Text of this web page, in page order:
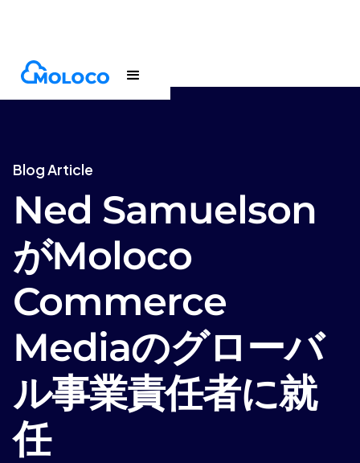
Blogs Article
Blog Article
Ned Samuelson
がMoloco
Commerce
Mediaのグローバ
ル事業責任者に就
任